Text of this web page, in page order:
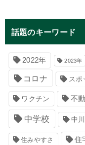
話題のキーワード
2022年 2023年
コロナ スポ
ワクチン 不
中学校 中
住みやすさ 住